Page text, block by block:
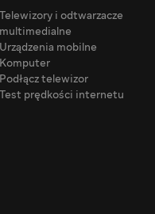
Telewizory i odtwarzacze
multimedialne
Urządzenia mobilne
Komputer
Podłącz telewizor
Test prędkości internetu